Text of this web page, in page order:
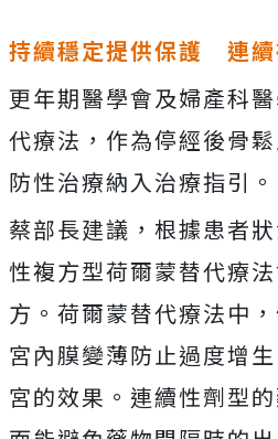
持續穩定提供保護 連續
更年期醫學會及婦產科
代療法，作為停經後骨
防性治療納入治療指引。
蔡部長建議，根據患者
性複方型荷爾蒙替代療
方。荷爾蒙替代療法中
宮內膜變薄防止過度增
宮的效果。連續性劑型